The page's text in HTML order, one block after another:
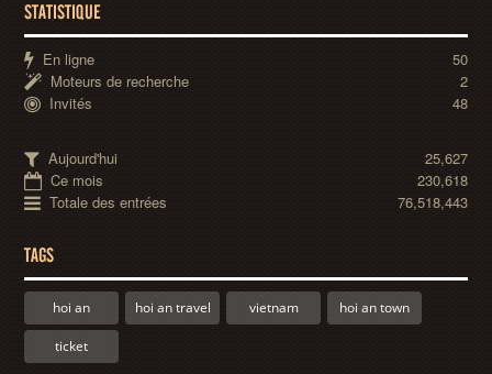
STATISTIQUE
En ligne
50
Moteurs de recherche
2
Invités
48
Aujourd'hui
25,627
Ce mois
230,618
Totale des entrées
76,518,443
TAGS
hoi an hoi an travel vietnam hoi an town
ticket